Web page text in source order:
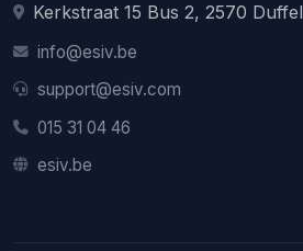
Kerkstraat 15 Bus 2, 2570 Duffel
info@esiv.be
support@esiv.com
015 31 04 46
esiv.be